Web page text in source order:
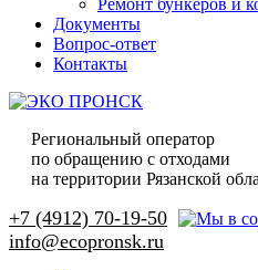
Ремонт бункеров и
Документы
Вопрос-ответ
Контакты
Региональный оператор
по обращению с отходами
на территории Рязанской
+7 (4912) 70-19-50